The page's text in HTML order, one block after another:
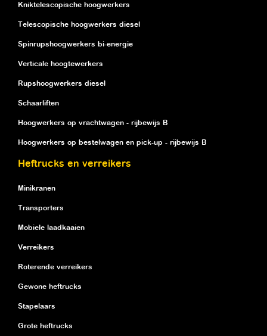
Kniktelescopische hoogwerkers
Telescopische hoogwerkers diesel
Spinrupshoogwerkers bi-energie
Verticale hoogtewerkers
Rupshoogwerkers diesel
Schaarliften
Hoogwerkers op vrachtwagen - rijbewijs B
Hoogwerkers op bestelwagen en pick-up - rijbewijs B
Heftrucks en verreikers
Minikranen
Transporters
Mobiele laadkaaien
Verreikers
Roterende verreikers
Gewone heftrucks
Stapelaars
Grote heftrucks